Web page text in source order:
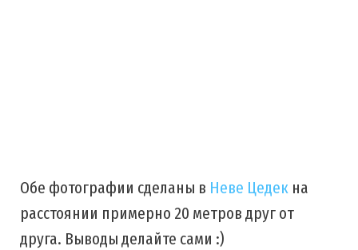
Обе фотографии сделаны в Неве Цедек на
расстоянии примерно 20 метров друг от
друга. Выводы делайте сами :)